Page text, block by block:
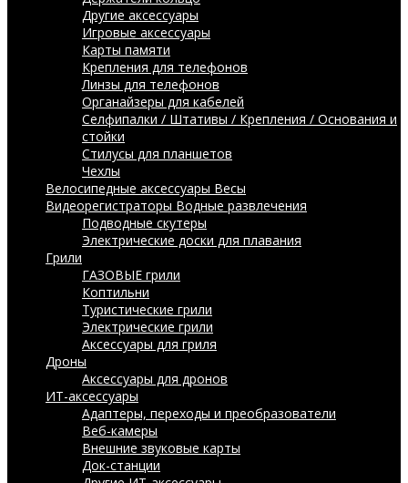
Другие аксессуары
Игровые аксессуары
Карты памяти
Крепления для телефонов
Линзы для телефонов
Органайзеры для кабелей
Селфипалки / Штативы / Крепления / Основания и
стойки
Стилусы для планшетов
Чехлы
Велосипедные аксессуары Весы
Видеорегистраторы Водные развлечения
Подводные скутеры
Электрические доски для плавания
Грили
ГАЗОВЫЕ грили
Коптильни
Туристические грили
Электрические грили
Аксессуары для гриля
Дроны
Аксессуары для дронов
ИТ-аксессуары
Адаптеры, переходы и преобразователи
Веб-камеры
Внешние звуковые карты
Док-станции